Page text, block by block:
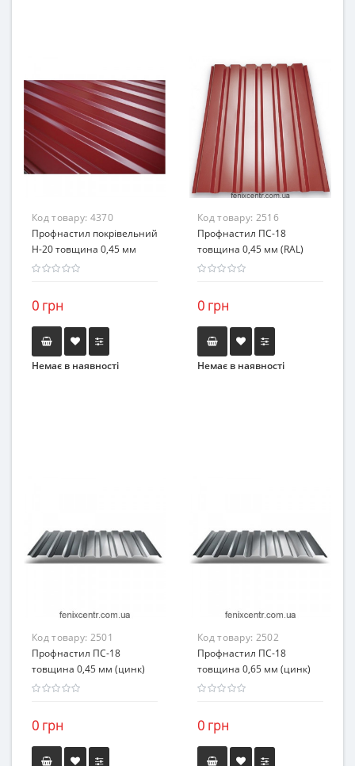
Код товару: 4370
Профнастил покрівельний
H-20 товщина 0,45 мм
0 грн
Немає в наявності
Код товару: 2516
Профнастил ПС-18
товщина 0,45 мм (RAL)
0 грн
Немає в наявності
Код товару: 2501
Профнастил ПС-18
товщина 0,45 мм (цинк)
0 грн
Код товару: 2502
Профнастил ПС-18
товщина 0,65 мм (цинк)
0 грн